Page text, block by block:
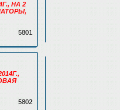
НА 2
5801
5802